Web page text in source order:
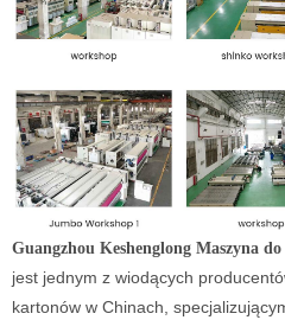
Guangzhou Keshenglong Maszyna
jest jednym z wiodących
kartonów w Chinach,